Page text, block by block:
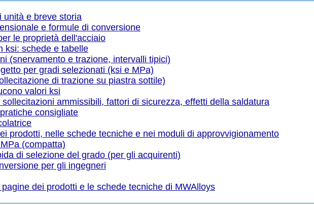
unità e breve storia
e formule di conversione
le proprietà dell'acciaio
ksi: schede e tabelle
(snervamento e trazione, intervalli tipici)
per gradi selezionati (ksi e MPa)
di trazione su piastra sottile)
valori ksi
ammissibili, fattori di sicurezza, effetti della saldatura
consigliate
prodotti, nelle schede tecniche e nei moduli di approvvigionamento
(compatta)
di selezione del grado (per gli acquirenti)
per gli ingegneri
dei prodotti e le schede tecniche di MWAlloys